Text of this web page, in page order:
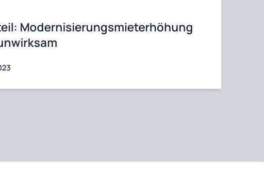
Modernisierungsmieterhöhung